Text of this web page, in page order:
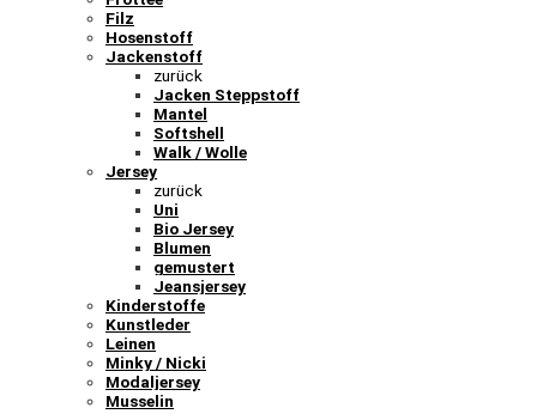
Filz
Hosenstoff
Jackenstoff
zurück
Jacken Steppstoff
Mantel
Softshell
Walk / Wolle
Jersey
zurück
Uni
Bio Jersey
Blumen
gemustert
Jeansjersey
Kinderstoffe
Kunstleder
Leinen
Minky / Nicki
Modaljersey
Musselin